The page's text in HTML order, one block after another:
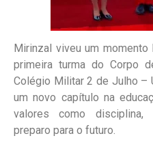
Mirinzal viveu um
primeira turma do Corpo
Colégio Militar 2 de Julho –
um novo capítulo na
valores como disciplina,
preparo para o futuro.